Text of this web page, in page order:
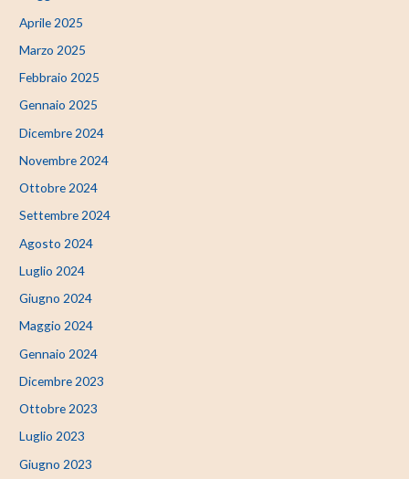
Aprile 2025
Marzo 2025
Febbraio 2025
Gennaio 2025
Dicembre 2024
Novembre 2024
Ottobre 2024
Settembre 2024
Agosto 2024
Luglio 2024
Giugno 2024
Maggio 2024
Gennaio 2024
Dicembre 2023
Ottobre 2023
Luglio 2023
Giugno 2023